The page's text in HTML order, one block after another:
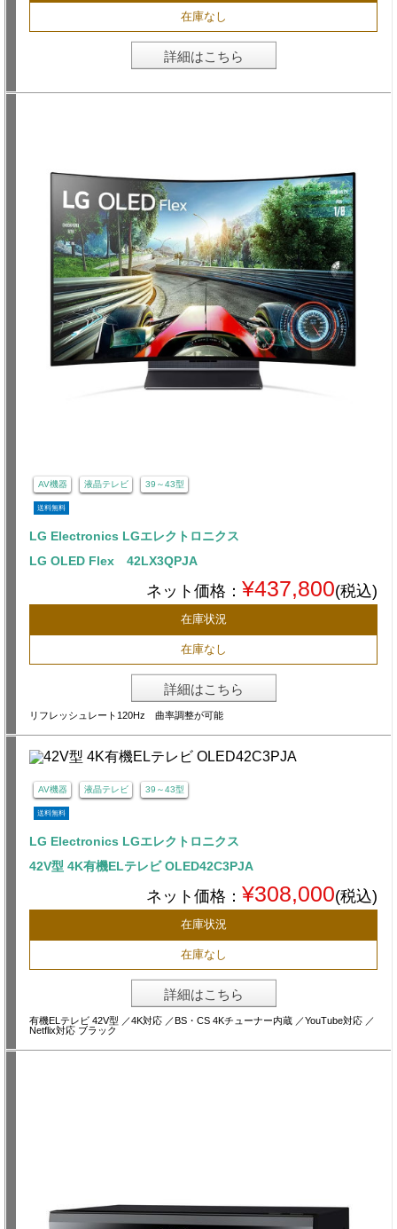
在庫なし
詳細はこちら
AV機器 液晶テレビ 39～43型
送料無料
LG Electronics LGエレクトロニクス
LG OLED Flex 42LX3QPJA
ネット価格： ¥437,800(税込)
在庫状況
在庫なし
詳細はこちら
リフレッシュレート120Hz 曲率調整が可能
AV機器 液晶テレビ 39～43型
送料無料
LG Electronics LGエレクトロニクス
42V型 4K有機ELテレビ OLED42C3PJA
ネット価格： ¥308,000(税込)
在庫状況
在庫なし
詳細はこちら
有機ELテレビ 42V型 ／4K対応 ／BS・CS 4Kチューナー内蔵 ／YouTube対応 ／
Netflix対応 ブラック